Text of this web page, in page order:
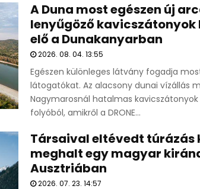
A Duna most egészen új
lenyűgöző
elő a Dunakanyarban
2026. 08. 04. 13:55
Egészen különleges látvány fogadja
látogatókat. Az alacsony dunai vízállás
Nagymarosnál hatalmas
folyóból, amikről a DRONE...
Társaival eltévedt túrázás
meghalt egy magyar
Ausztriában
2026. 07. 23. 14:57